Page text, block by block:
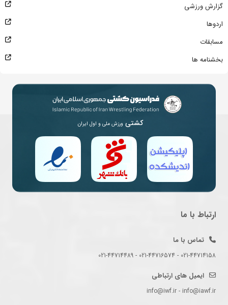
گزارش ورزشی
اردوها
مسابقات
بخشنامه ها
کشتی ورزش ملی و اول ایران
ارتباط با ما
تماس با ما
021-44714158 - 021-44716574 - 021-44714489
ایمیل های ارتباطی
info@iwf.ir - info@iawf.ir